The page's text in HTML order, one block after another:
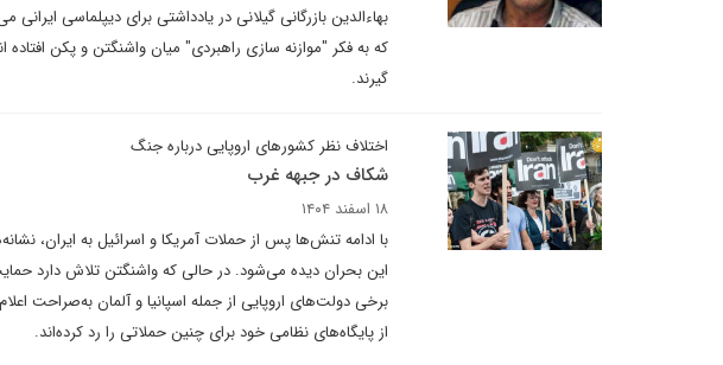
بهاءالدین بازرگانی گیلانی در یادداشتی برای دیپلماسی
که به فکر "موازنه سازی راهبردی" میان واشنگتن و پکن افتاده
گیرند.
اختلاف نظر کشورهای اروپایی درباره جنگ
شکاف در جبهه غرب
۱۸ اسفند ۱۴۰۴
با ادامه تنش‌ها پس از حملات آمریکا و اسرائیل به ایران،
این بحران دیده می‌شود. در حالی که واشنگتن تلاش دارد
برخی دولت‌های اروپایی از جمله اسپانیا و آلمان به‌صراحت
از پایگاه‌های نظامی خود برای چنین حملاتی را رد کرده‌اند.